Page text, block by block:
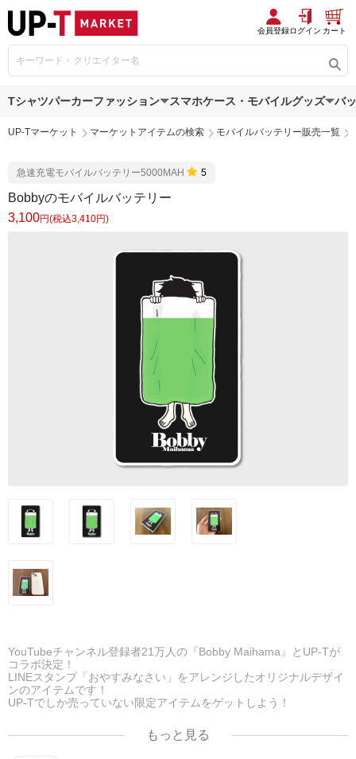
会員登録ログイン カート
Tシャツパーカーファッション スマホケース・モバイルグッズ バ
UP-Tマーケット マーケットアイテムの検索 モバイルバッテリー販売一覧
急速充電モバイルバッテリー5000MAH 5
Bobbyのモバイルバッテリー
3,100円(税込3,410円)
YouTubeチャンネル登録者21万人の『Bobby Maihama』とUP-Tが
コラボ決定！
LINEスタンプ「おやすみなさい」をアレンジしたオリジナルデザイ
ンのアイテムです！
UP-Tでしか売っていない限定アイテムをゲットしよう！
もっと見る